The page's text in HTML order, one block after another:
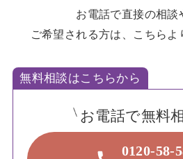
お電話で直接の相談
ご希望される方は、こちらよ
無料相談はこちらから
お電話で無料
0120-58-